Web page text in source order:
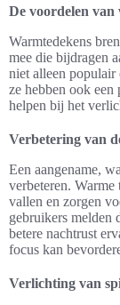
De voordelen van
Warmtedekens
mee die bijdragen
niet alleen populair
ze hebben ook een
helpen bij het
Verbetering van
Een aangename,
verbeteren. Warme
vallen en zorgen
gebruikers melden
betere nachtrust
focus kan
Verlichting van